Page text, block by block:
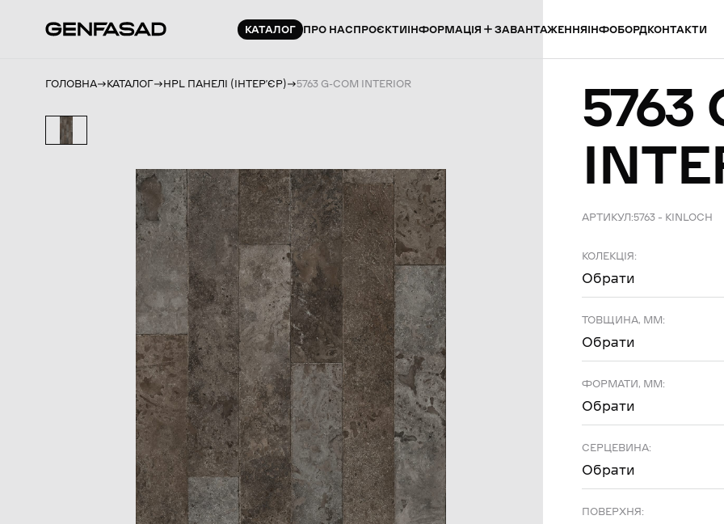
КАТАЛОГ ПРО НАСПРОЄКТИІНФОРМАЦІЯ ЗАВАНТАЖЕННЯІНФОБОРДКОНТАКТИ
ГОЛОВНА КАТАЛОГ HPL ПАНЕЛІ (ІНТЕРʼЄР) 5763 G-COM INTERIOR 5763
АРТИКУЛ:5763 – KINLOCH
КОЛЕКЦІЯ:
Обрати
ТОВЩИНА, ММ:
Обрати
ФОРМАТИ, ММ:
Обрати
СЕРЦЕВИНА:
Обрати
ПОВЕРХНЯ: